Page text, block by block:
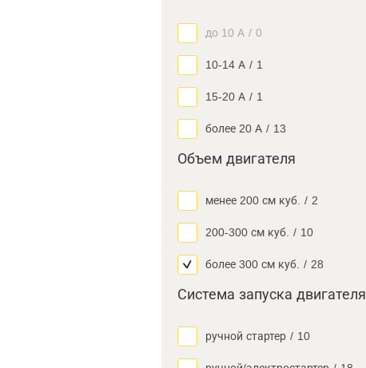
до 10 А / 0
10-14 А / 1
15-20 А / 1
более 20 А / 13
Объем двигателя
менее 200 см куб. / 2
200-300 см куб. / 10
более 300 см куб. / 28
Система запуска двигателя
ручной стартер / 10